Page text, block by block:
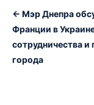
← Мэр Днепра
Франции в
сотрудничества
города